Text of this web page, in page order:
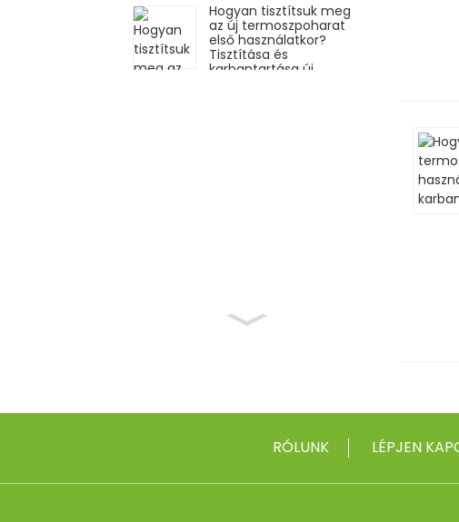
Hogyan tisztítsuk meg
az új termoszpoharat
első használatkor?
Tisztítása és
karbantartása új
RÓLUNK LÉPJEN